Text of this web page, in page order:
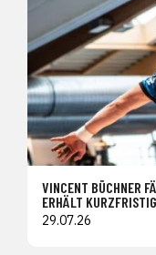
VINCENT BÜCHNER
ERHÄLT
29.07.26